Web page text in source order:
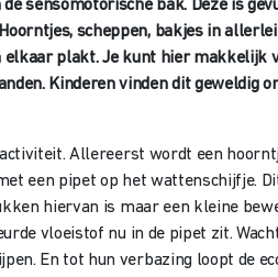
sensomotorische bak. Deze is
scheppen, bakjes in
elkaar plakt. Je kunt hier makkelijk
Kinderen vinden dit geweldig
Allereerst wordt een
een pipet op het wattenschijfje.
hiervan is maar een kleine
vloeistof nu in de pipet zit.
En tot hun verbazing loopt de